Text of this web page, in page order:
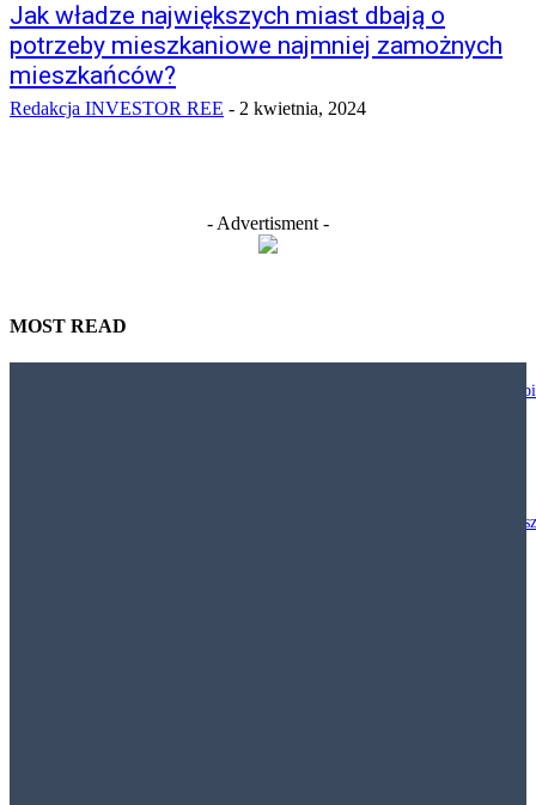
Jak władze największych miast dbają o
potrzeby mieszkaniowe najmniej zamożnych
mieszkańców?
Redakcja INVESTOR REE - 2 kwietnia, 2024
- Advertisment -
MOST READ
Nie każdy biurowy trend warto wdrażać. JLL pokazuje, jak projektować
Polacy chcą inwestować w nieruchomości, ale klasyczny model „kup